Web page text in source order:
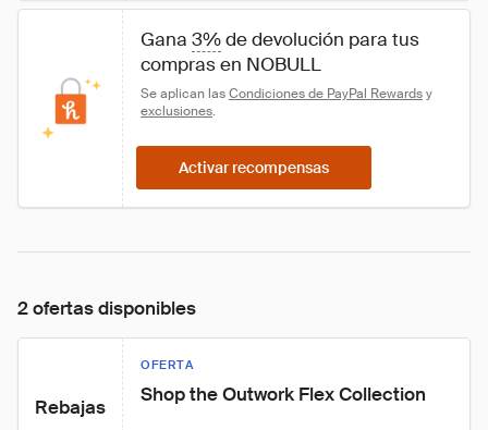
Gana 3% de devolución para tus
compras en NOBULL
Se aplican las Condiciones de PayPal Rewards y
exclusiones.
Activar recompensas
2 ofertas disponibles
Rebajas
OFERTA
Shop the Outwork Flex Collection